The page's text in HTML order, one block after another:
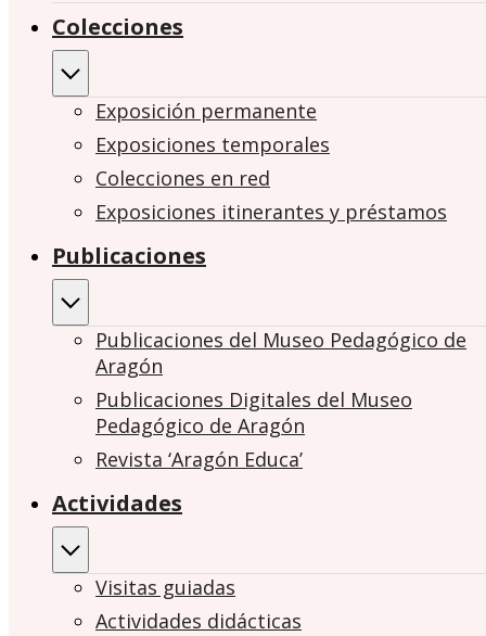
Colecciones
Exposición permanente
Exposiciones temporales
Colecciones en red
Exposiciones itinerantes y préstamos
Publicaciones
Publicaciones del Museo Pedagógico de
Aragón
Publicaciones Digitales del Museo
Pedagógico de Aragón
Revista ‘Aragón Educa’
Actividades
Visitas guiadas
Actividades didácticas